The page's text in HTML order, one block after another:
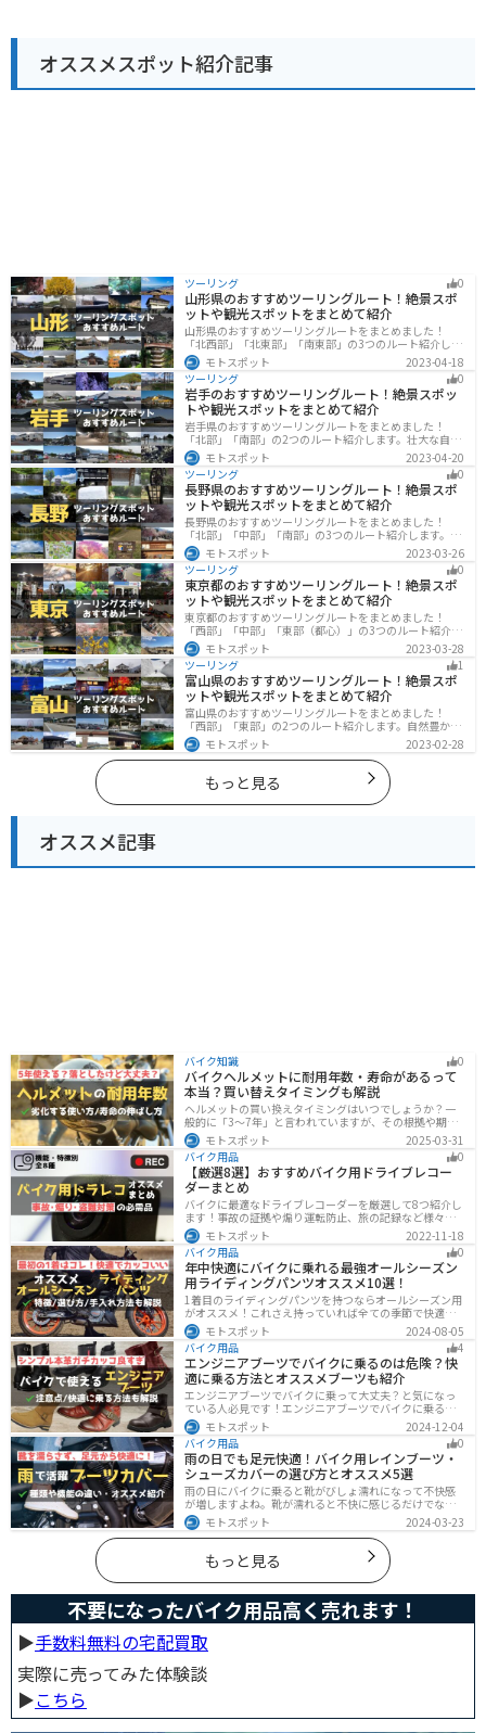
に夏場は緑一面の稲穂が楽しめます。また、道の駅から
少し足を伸ばせば、ひまわり畑やラベンダー畑など、季
節の花々を楽しむこともできます。
オススメスポット紹介記事
ツーリング 0
山形県のおすすめツーリングルート！絶景スポ
ットや観光スポットをまとめて紹介
山形県のおすすめツーリングルートをまとめました！
「北西部」「北東部」「南東部」の3つのルート紹介しま
す。豊かな自然と歴史的な観光スポット、山と海どちら
も堪能できるスポットが多数あります。バイクで山形県
にツーリングに行く際は参考にしてください。
モトスポット
2023-04-18
ツーリング
0
岩手のおすすめツーリングルート！絶景スポッ
トや観光スポットをまとめて紹介
岩手県のおすすめツーリングルートをまとめました！
「北部」「南部」の2つのルート紹介します。壮大な自然
や歴史的な観光スポットが多く存在するので楽しめま
す。バイクで岩手県にツーリングに行く際は参考にして
ください。
モトスポット
2023-04-20
ツーリング
0
長野県のおすすめツーリングルート！絶景スポ
ットや観光スポットをまとめて紹介
長野県のおすすめツーリングルートをまとめました！
「北部」「中部」「南部」の3つのルート紹介します。諏
訪湖やビーナスラインのような全国でも有名なツーリン
グスポットが多数あります。バイクで長野県にツーリン
グに行く際は参考にしてください。
モトスポット
2023-03-26
ツーリング
0
東京都のおすすめツーリングルート！絶景スポ
ットや観光スポットをまとめて紹介
東京都のおすすめツーリングルートをまとめました！
「西部」「中部」「東部（都心）」の3つのルート紹介し
ます。西に行けば奥多摩の自然、東に行けば都心スポッ
トと、自然も街も楽しめるスポットが多数あります。バ
イクで東京都にツーリングに行く際は参考にしてくださ
い。
モトスポット
2023-03-28
ツーリング
1
富山県のおすすめツーリングルート！絶景スポ
ットや観光スポットをまとめて紹介
富山県のおすすめツーリングルートをまとめました！
「西部」「東部」の2つのルート紹介します。自然豊かな
山と海、温泉が充実しており、美術館などもあるので、
自然を満喫するツーリングができます。バイクで富山県
にツーリングに行く際は参考にしてください。
モトスポット 2023-02-28
もっと見る
オススメ記事
バイク知識 0
バイクヘルメットに耐用年数・寿命があるって
本当？買い替えタイミングも解説
ヘルメットの買い換えタイミングはいつでしょうか？一
般的に「3〜7年」と言われていますが、その根拠や期限
前でも早めに交換した方がいいケースを紹介します。安
全にバイクに乗るためにもヘルメットの寿命についてし
っかりと理解しておきましょう。
モトスポット
2025-03-31
バイク用品
0
【厳選8選】おすすめバイク用ドライブレコー
ダーまとめ
バイクに最適なドライブレコーダーを厳選して8つ紹介し
ます！事故の証拠や煽り運転防止、旅の記録など様々な
役に立つドライブコーダー、何を選べばいいか迷ってい
る方に特徴別にまとめました。
モトスポット
2022-11-18
バイク用品
0
年中快適にバイクに乗れる最強オールシーズン
用ライディングパンツオススメ10選！
1着目のライディングパンツを持つならオールシーズン用
がオススメ！これさえ持っていれば全ての季節で快適に
ツーリングできます。快適性だけでなく、機能性やデザ
インに優れたものも多くあるので、安全にカッコよくバ
イクに乗りたい人は是非持っておきましょう。
モトスポット
2024-08-05
バイク用品
4
エンジニアブーツでバイクに乗るのは危険？快
適に乗る方法とオススメブーツも紹介
エンジニアブーツでバイクに乗って大丈夫？と気になっ
ている人必見です！エンジニアブーツでバイクに乗るメ
リットデメリット、おすすめのブーツまで徹底解説しま
す。ファッション性が高く、バイクに乗っている時もそ
うじゃない時もかっこよくキメたい人にオススメです。
モトスポット
2024-12-04
バイク用品
0
雨の日でも足元快適！バイク用レインブーツ・
シューズカバーの選び方とオススメ5選
雨の日にバイクに乗ると靴がびしょ濡れになって不快感
が増しますよね。靴が濡れると不快に感じるだけでなく
操作性にも影響が出るので事故の原因にもなります。ブ
ーツカバーを使うことで靴を雨や汚れから防ぐことがで
きます。防風効果もあるので寒さ対策にもなります。
モトスポット 2024-03-23
もっと見る
不要になったバイク用品高く売れます！
▶︎手数料無料の宅配買取
実際に売ってみた体験談
▶︎こちら